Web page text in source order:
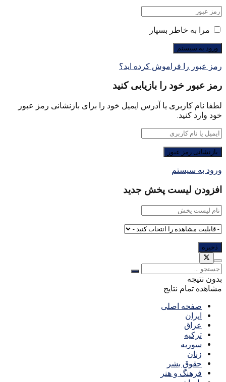
مرا به خاطر بسپار
رمز عبور را فراموش کرده اید؟
رمز عبور خود را بازیابی کنید
لطفا نام کاربری یا آدرس ایمیل خود را برای بازنشانی رمز عبور
خود وارد کنید.
ورود به سیستم
افزودن لیست پخش جدید
بدون نتیجه
مشاهده تمام نتایج
صفحه اصلی
ایران
عراق
ترکیه
سوریه
زنان
حقوق بشر
فرهنگ و هنر